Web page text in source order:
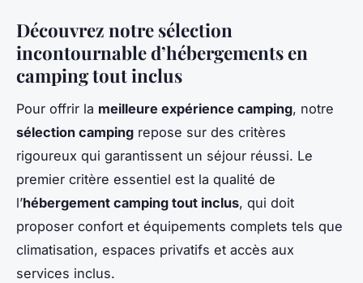
Découvrez notre sélection
incontournable d’hébergements en
camping tout inclus
Pour offrir la meilleure expérience camping, notre
sélection camping repose sur des critères
rigoureux qui garantissent un séjour réussi. Le
premier critère essentiel est la qualité de
l’hébergement camping tout inclus, qui doit
proposer confort et équipements complets tels que
climatisation, espaces privatifs et accès aux
services inclus.